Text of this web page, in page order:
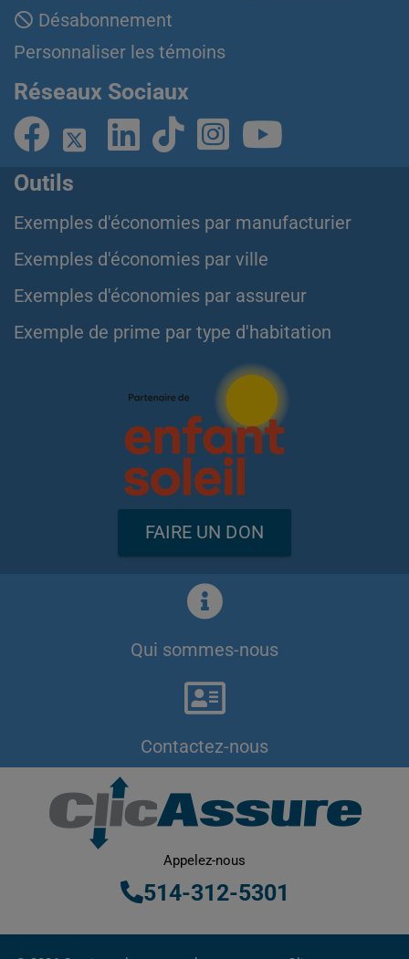
Désabonnement
Personnaliser les témoins
Réseaux Sociaux
Outils
Exemples d'économies par manufacturier
Exemples d'économies par ville
Exemples d'économies par assureur
Exemple de prime par type d'habitation
FAIRE UN DON
Qui sommes-nous
Contactez-nous
Appelez-nous
514-312-5301